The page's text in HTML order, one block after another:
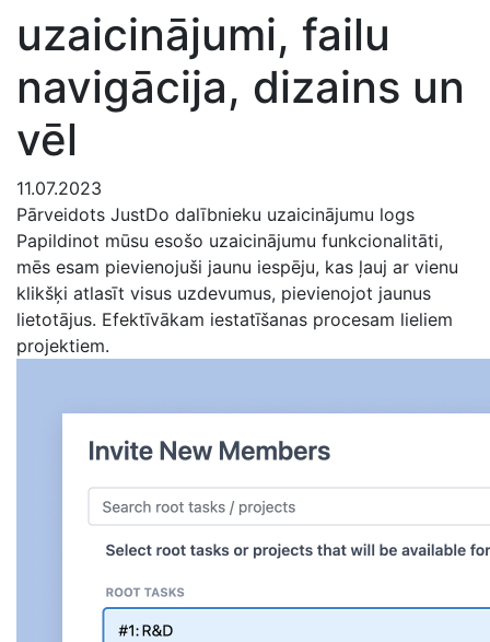
uzaicinājumi, failu
navigācija, dizains un
vēl
11.07.2023
Pārveidots JustDo dalībnieku uzaicinājumu logs
Papildinot mūsu esošo uzaicinājumu funkcionalitāti,
mēs esam pievienojuši jaunu iespēju, kas ļauj ar vienu
klikšķi atlasīt visus uzdevumus, pievienojot jaunus
lietotājus. Efektīvākam iestatīšanas procesam lieliem
projektiem.